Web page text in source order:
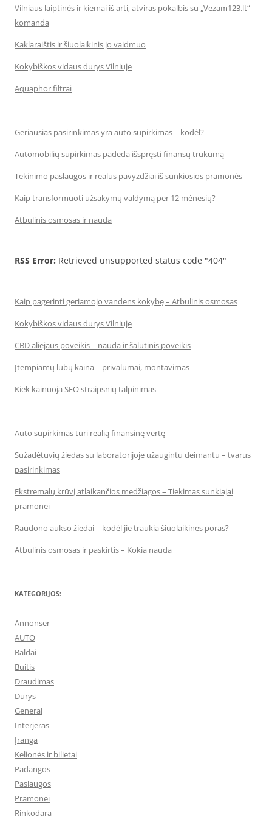
Vilniaus laiptinės ir kiemai iš arti, atviras pokalbis su „Vezam123.lt“
komanda
Kaklaraištis ir šiuolaikinis jo vaidmuo
Kokybiškos vidaus durys Vilniuje
Aquaphor filtrai
Geriausias pasirinkimas yra auto supirkimas – kodėl?
Automobilių supirkimas padeda išspręsti finansų trūkumą
Tekinimo paslaugos ir realūs pavyzdžiai iš sunkiosios pramonės
Kaip transformuoti užsakymų valdymą per 12 mėnesių?
Atbulinis osmosas ir nauda
RSS Error: Retrieved unsupported status code "404"
Kaip pagerinti geriamojo vandens kokybę – Atbulinis osmosas
Kokybiškos vidaus durys Vilniuje
CBD aliejaus poveikis – nauda ir šalutinis poveikis
Įtempiamų lubų kaina – privalumai, montavimas
Kiek kainuoja SEO straipsnių talpinimas
Auto supirkimas turi realią finansinę vertę
Sužadėtuvių žiedas su laboratorijoje užaugintu deimantu – tvarus
pasirinkimas
Ekstremalų krūvį atlaikančios medžiagos – Tiekimas sunkiajai
pramonei
Raudono aukso žiedai – kodėl jie traukia šiuolaikines poras?
Atbulinis osmosas ir paskirtis – Kokia nauda
KATEGORIJOS:
Annonser
AUTO
Baldai
Buitis
Draudimas
Durys
General
Interjeras
Įranga
Kelionės ir bilietai
Padangos
Paslaugos
Pramonei
Rinkodara